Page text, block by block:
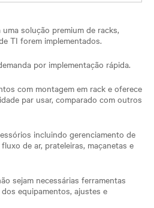
solução premium de racks,
TI forem implementados.
por implementação rápida.
com montagem em rack e oferece
par usar, comparado com outros
incluindo gerenciamento de
de ar, prateleiras, maçanetas e
sejam necessárias ferramentas
equipamentos, ajustes e